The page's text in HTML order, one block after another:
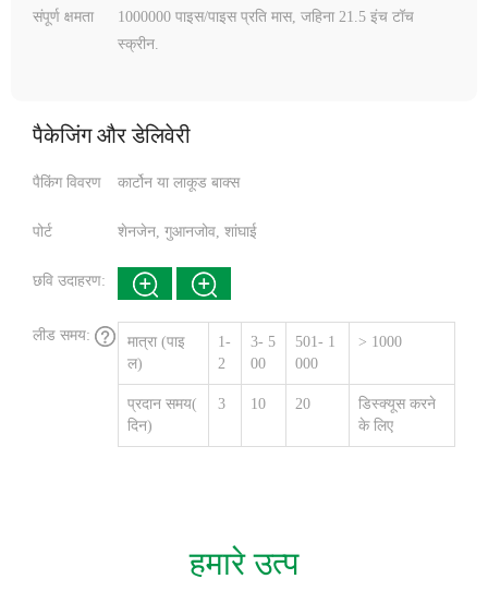
संपूर्ण क्षमता
1000000 पाइस/पाइस प्रति मास, जहिना 21.5 इंच टॉच
स्क्रीन.
पैकेजिंग और डेलिवेरी
पैकिंग विवरण कार्टोन या लाकूड बाक्स
पोर्ट शेनजेन, गुआनजोव, शांघाई
छवि उदाहरण:
लीड समय:
मात्रा (पाइ
ल)
1-
2
3- 5
00
501- 1
000
> 1000
प्रदान समय(
दिन)
3 10 20
डिस्क्यूस करने
के लिए
हमारे उत्प